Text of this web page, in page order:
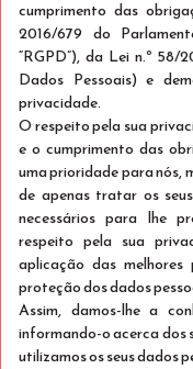
cumprimento das
2016/679 do
“RGPD”), da Lei n.º
Dados Pessoais) e
privacidade.
O respeito pela sua
e o cumprimento das
uma prioridade para nós,
de apenas tratar os
necessários para lhe
respeito pela sua
aplicação das
proteção dos dados
Assim, damos-lhe a
informando-o acerca dos
utilizamos os seus dados